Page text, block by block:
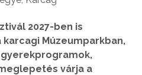
2027-ben is
Múzeumparkban,
várja a